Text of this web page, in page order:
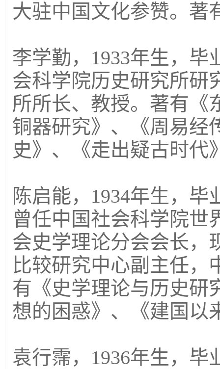
大驻中国文化参赞。
李学勤，1933年生，
会科学院历史研究所研
所所长、教授。著有《
铜器研究》、《周易经
史》、《走出疑古时代
陈启能，1934年生，
曾任中国社会科学院世
会史学理论分会会长，
比较研究中心副主任，
有《史学理论与历史研
想的困惑》、《建国以
袁行霈，1936年生，